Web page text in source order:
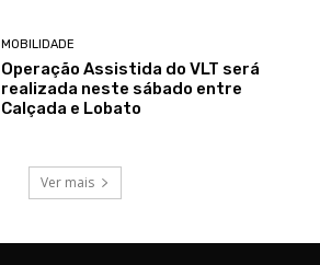
MOBILIDADE
Operação Assistida do VLT será
realizada neste sábado entre
Calçada e Lobato
Ver mais